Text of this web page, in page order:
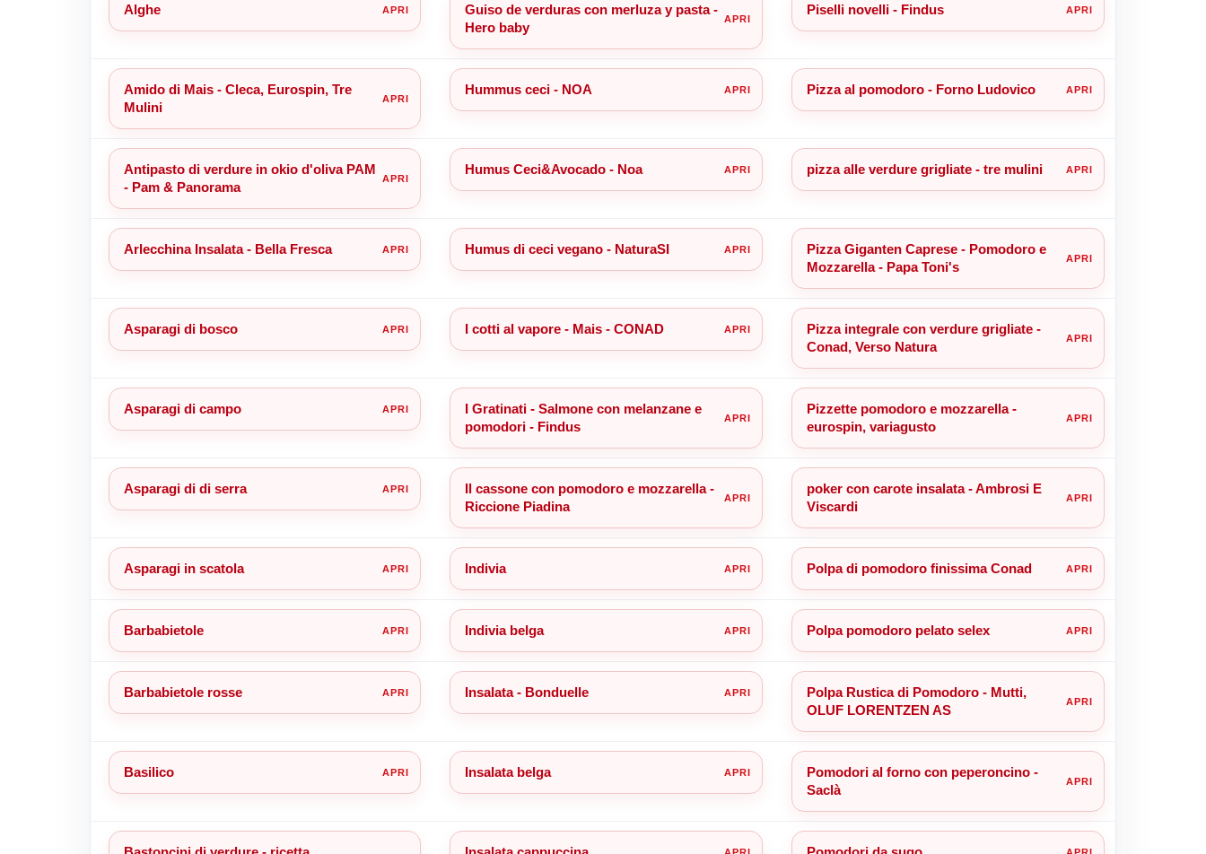
Alghe
Guiso de verduras con merluza y pasta -
Hero baby
Piselli novelli - Findus
Amido di Mais - Cleca, Eurospin, Tre
Mulini
Hummus ceci - NOA Pizza al pomodoro - Forno Ludovico
Antipasto di verdure in okio d'oliva PAM
- Pam & Panorama
Humus Ceci&Avocado - Noa pizza alle verdure grigliate - tre mulini
Arlecchina Insalata - Bella Fresca Humus di ceci vegano - NaturaSI
Pizza Giganten Caprese - Pomodoro e
Mozzarella - Papa Toni's
Asparagi di bosco I cotti al vapore - Mais - CONAD
Pizza integrale con verdure grigliate -
Conad, Verso Natura
Asparagi di campo
I Gratinati - Salmone con melanzane e
pomodori - Findus
Pizzette pomodoro e mozzarella -
eurospin, variagusto
Asparagi di di serra
Il cassone con pomodoro e mozzarella -
Riccione Piadina
poker con carote insalata - Ambrosi E
Viscardi
Asparagi in scatola Indivia Polpa di pomodoro finissima Conad
Barbabietole Indivia belga Polpa pomodoro pelato selex
Barbabietole rosse Insalata - Bonduelle
Polpa Rustica di Pomodoro - Mutti,
OLUF LORENTZEN AS
Basilico Insalata belga
Pomodori al forno con peperoncino -
Saclà